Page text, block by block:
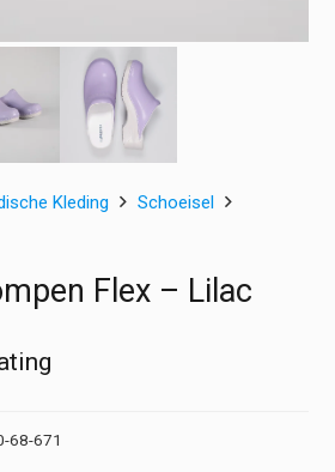
Kleding
Schoeisel
Flex – Lilac
68-671